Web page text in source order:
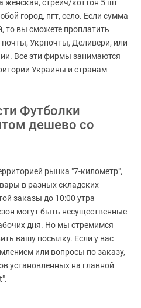
стрейч/коттон 5 шт
город, пгт, село. Если сумма
то вы сможете проплатить
Укрпочты, Деливери, или
Все эти фирмы занимаются
Украины и странам
Футболки
дешево со
рынка "7-километр",
в разных складских
заказы до 10:00 утра
могут быть несущественные
дня. Но мы стремимся
вашу посылку. Если у вас
или вопросы по заказу,
установленных на главной